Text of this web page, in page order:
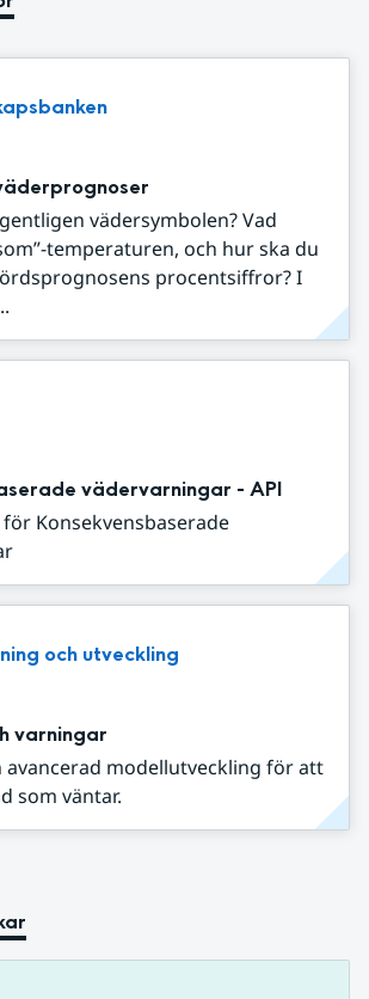
vädersymbolen? Vad
temperaturen, och hur ska du
procentsiffror? I
vädervarningar - API
för Konsekvensbaserade
och utveckling
varningar
avancerad modellutveckling för att
som väntar.